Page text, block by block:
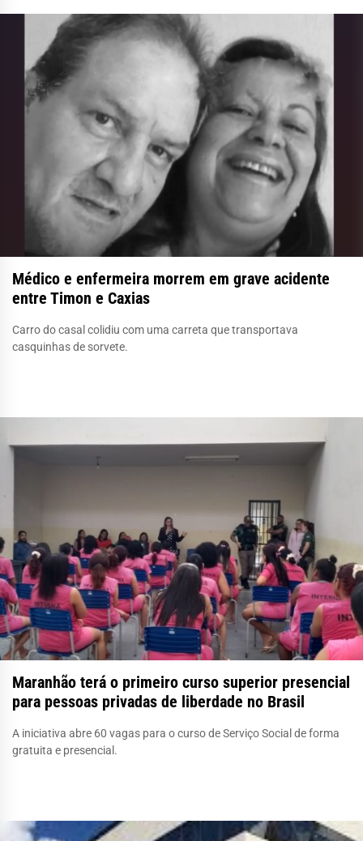
Médico e enfermeira morrem em grave acidente
entre Timon e Caxias
Carro do casal colidiu com uma carreta que transportava
casquinhas de sorvete.
Maranhão terá o primeiro curso superior presencial
para pessoas privadas de liberdade no Brasil
A iniciativa abre 60 vagas para o curso de Serviço Social de forma
gratuita e presencial.